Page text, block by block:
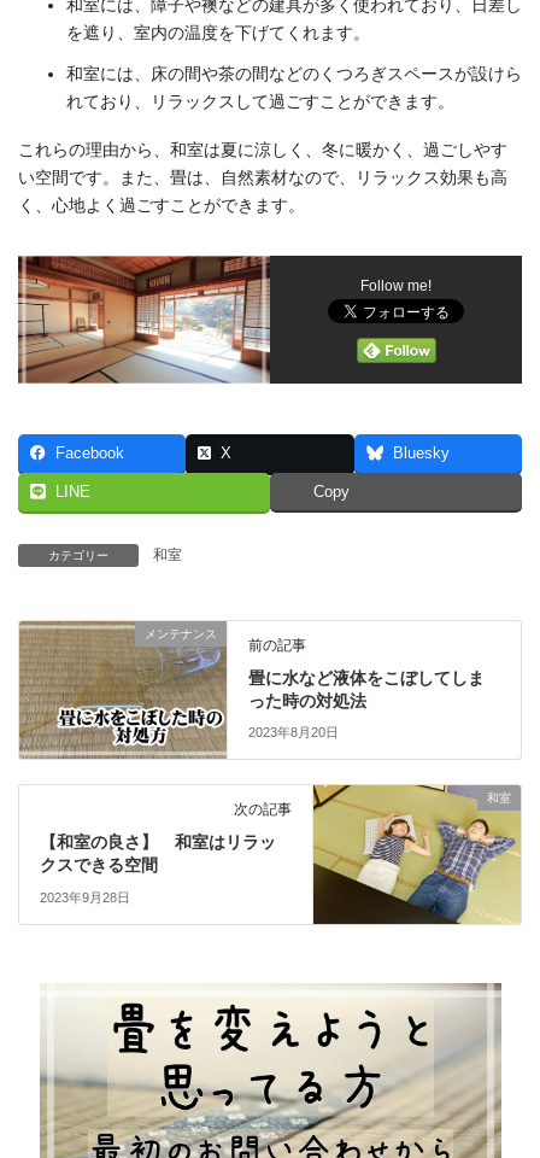
和室には、障子や襖などの建具が多く使われており、日差し
を遮り、室内の温度を下げてくれます。
和室には、床の間や茶の間などのくつろぎスペースが設けら
れており、リラックスして過ごすことができます。
これらの理由から、和室は夏に涼しく、冬に暖かく、過ごしやす
い空間です。また、畳は、自然素材なので、リラックス効果も高
く、心地よく過ごすことができます。
Follow me!
Facebook X Bluesky
LINE Copy
カテゴリー 和室
メンテナンス
前の記事
畳に水など液体をこぼしてしま
った時の対処法
2023年8月20日
和室
次の記事
【和室の良さ】 和室はリラッ
クスできる空間
2023年9月28日